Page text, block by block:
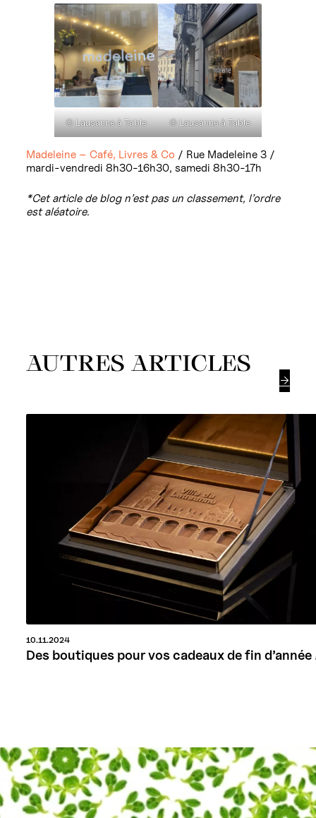
© Lausanne à Table © Lausanne à Table
Madeleine – Café, Livres & Co / Rue Madeleine 3 /
mardi-vendredi 8h30-16h30, samedi 8h30-17h
*Cet article de blog n’est pas un classement, l’ordre
est aléatoire.
AUTRES ARTICLES

10.11.2024
Des boutiques pour vos cadeaux de fin d’année